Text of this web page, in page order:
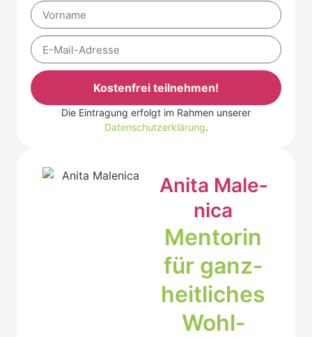
Ani­ta Male­
ni­ca
Men­to­rin
für ganz­
heit­li­ches
Wohl­
Kostenfrei teilnehmen!
Alternative:
Die Eintragung erfolgt im Rahmen unserer
Datenschutzerklärung.